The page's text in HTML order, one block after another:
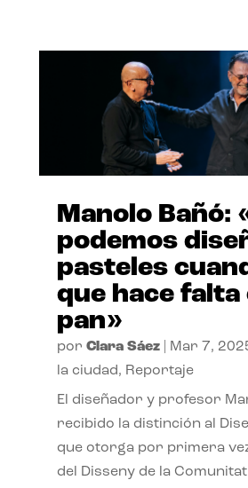
Manolo Bañó:
podemos
pasteles
que hace falta
pan»
por Clara Sáez| Mar 7,
la ciudad, Reportaje
El diseñador y profesor
recibido la distinción al
que otorga por primera
del Disseny de la